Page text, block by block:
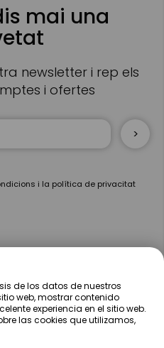
mai una
newsletter i rep els
i ofertes
i la política de privacitat
de los datos de nuestros
web, mostrar contenido
experiencia en el sitio web.
las cookies que utilizamos,